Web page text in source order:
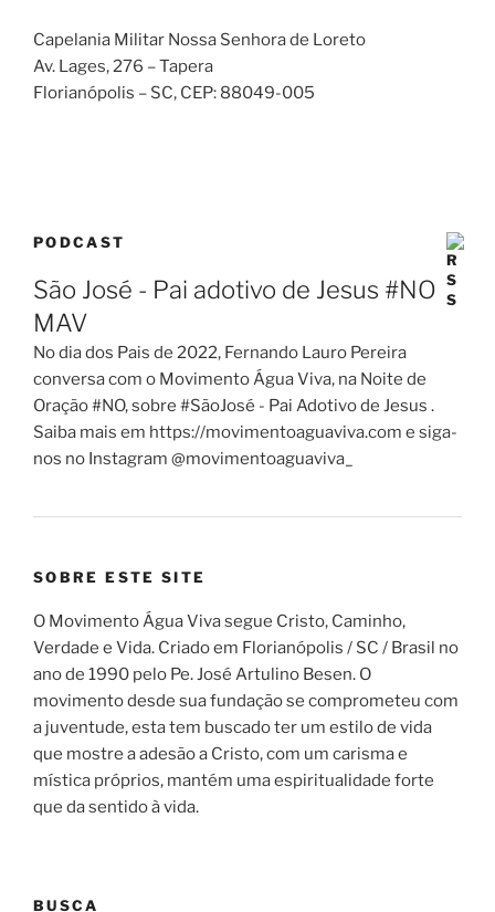
Capelania Militar Nossa Senhora de Loreto
Av. Lages, 276 – Tapera
Florianópolis – SC, CEP: 88049-005
PODCAST
São José - Pai adotivo de Jesus #NO
MAV
No dia dos Pais de 2022, Fernando Lauro Pereira
conversa com o Movimento Água Viva, na Noite de
Oração #NO, sobre #SãoJosé - Pai Adotivo de Jesus .
Saiba mais em https://movimentoaguaviva.com e siga-
nos no Instagram @movimentoaguaviva_
SOBRE ESTE SITE
O Movimento Água Viva segue Cristo, Caminho,
Verdade e Vida. Criado em Florianópolis / SC / Brasil no
ano de 1990 pelo Pe. José Artulino Besen. O
movimento desde sua fundação se comprometeu com
a juventude, esta tem buscado ter um estilo de vida
que mostre a adesão a Cristo, com um carisma e
mística próprios, mantém uma espiritualidade forte
que da sentido à vida.
BUSCA